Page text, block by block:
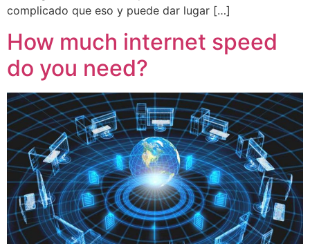
complicado que eso y puede dar lugar […]
How much internet speed
do you need?